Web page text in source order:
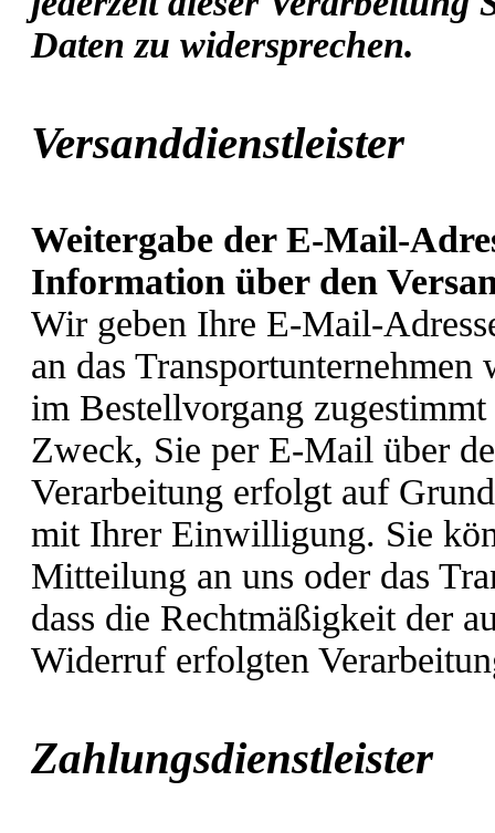
Daten zu widersprechen.
Versanddienstleister
Weitergabe der E-Mail-
Information über den
Wir geben Ihre E-Mail-
an das
im Bestellvorgang
Zweck, Sie per E-Mail über
Verarbeitung erfolgt auf
mit Ihrer Einwilligung. Sie
Mitteilung an uns oder das
dass die Rechtmäßigkeit der
Widerruf erfolgten